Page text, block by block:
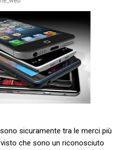
sicuramente tra le merci più
che sono un riconosciuto